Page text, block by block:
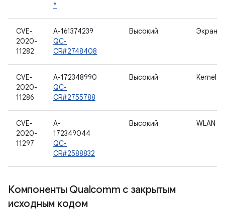
*
CVE-
2020-
11282
A-161374239
QC-
CR#2748408
Высокий Экран
CVE-
2020-
11286
A-172348990
QC-
CR#2755788
Высокий Kernel
CVE-
2020-
11297
A-
172349044
QC-
CR#2588832
Высокий WLAN
Компоненты Qualcomm с закрытым
исходным кодом